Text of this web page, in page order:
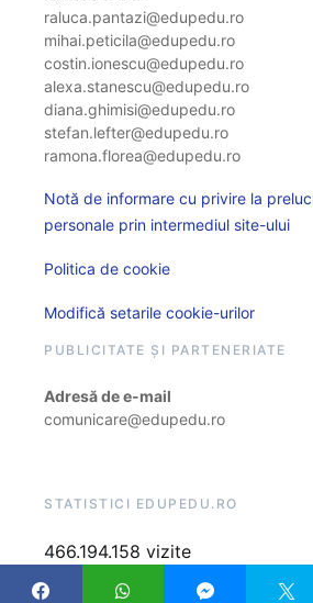
raluca.pantazi@edupedu.ro
mihai.peticila@edupedu.ro
costin.ionescu@edupedu.ro
alexa.stanescu@edupedu.ro
diana.ghimisi@edupedu.ro
stefan.lefter@edupedu.ro
ramona.florea@edupedu.ro
Notă de informare cu privire la
personale prin intermediul site-ului
Politica de cookie
Modifică setarile cookie-urilor
PUBLICITATE ȘI PARTENERIATE
Adresă de e-mail
comunicare@edupedu.ro
STATISTICI EDUPEDU.RO
466.194.158 vizite